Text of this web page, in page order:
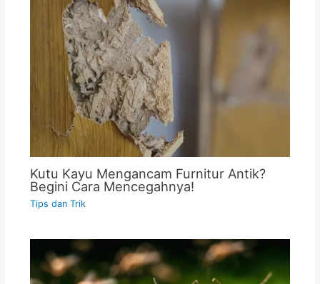
Kutu Kayu Mengancam Furnitur Antik?
Begini Cara Mencegahnya!
Tips dan Trik